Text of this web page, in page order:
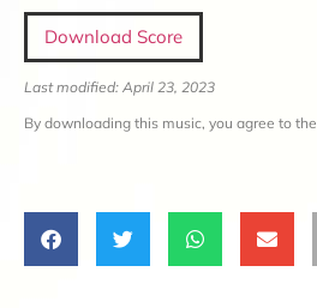
Download Score
Last modified: April 23, 2023
By downloading this music, you agree to the